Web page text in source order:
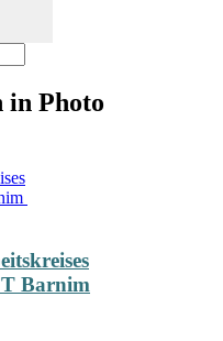
in Photo
Barnim